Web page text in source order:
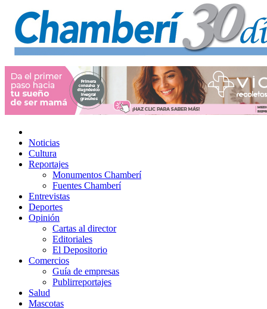
Noticias
Cultura
Reportajes
Monumentos Chamberí
Fuentes Chamberí
Entrevistas
Deportes
Opinión
Cartas al director
Editoriales
El Depositorio
Comercios
Guía de empresas
Publirreportajes
Salud
Mascotas